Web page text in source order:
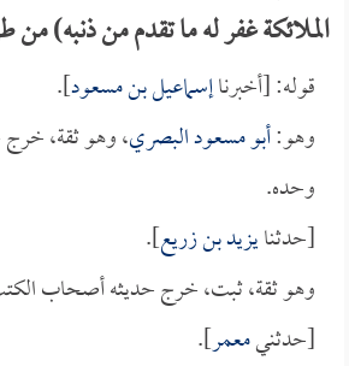
الملائكة غفر له ما تقدم من ذنبه) من
قوله: [أخبرناإسماعيل بن مسعود].
وهو:أبو مسعود البصري، وهو ثقة،
وحده.
[حدثنايزيد بن زريع].
وهو ثقة، ثبت، خرج حديثه أصحاب
[حدثنيمعمر].